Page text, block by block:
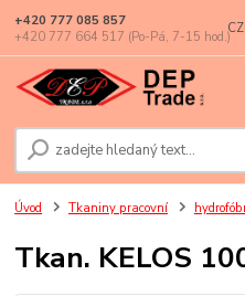
+420 777 085 857
+420 777 664 517 (Po-Pá, 7-15 hod.)
Úvod Tkaniny pracovní
Tkan. KELOS